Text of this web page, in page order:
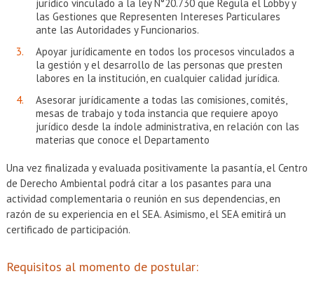
jurídico vinculado a la ley N°20.730 que Regula el Lobby y
las Gestiones que Representen Intereses Particulares
ante las Autoridades y Funcionarios.
Apoyar jurídicamente en todos los procesos vinculados a
la gestión y el desarrollo de las personas que presten
labores en la institución, en cualquier calidad jurídica.
Asesorar jurídicamente a todas las comisiones, comités,
mesas de trabajo y toda instancia que requiere apoyo
jurídico desde la índole administrativa, en relación con las
materias que conoce el Departamento
Una vez finalizada y evaluada positivamente la pasantía, el Centro
de Derecho Ambiental podrá citar a los pasantes para una
actividad complementaria o reunión en sus dependencias, en
razón de su experiencia en el SEA. Asimismo, el SEA emitirá un
certificado de participación.
Requisitos al momento de postular: